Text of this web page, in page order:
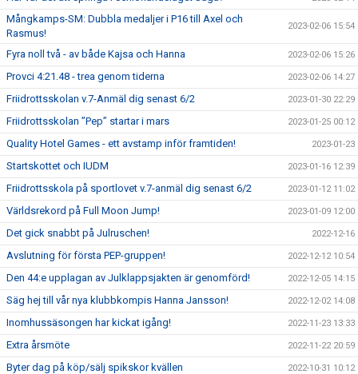
Mångkamps-SM: Dubbla medaljer i P16 till Axel och
Rasmus!
2023-02-06 15:54
Fyra noll två - av både Kajsa och Hanna 2023-02-06 15:26
Provci 4:21.48 - trea genom tiderna 2023-02-06 14:27
Friidrottsskolan v.7-Anmäl dig senast 6/2 2023-01-30 22:29
Friidrottsskolan ”Pep” startar i mars 2023-01-25 00:12
Quality Hotel Games - ett avstamp inför framtiden! 2023-01-23
Startskottet och IUDM 2023-01-16 12:39
Friidrottsskola på sportlovet v.7-anmäl dig senast 6/2 2023-01-12 11:02
Världsrekord på Full Moon Jump! 2023-01-09 12:00
Det gick snabbt på Julruschen! 2022-12-16
Avslutning för första PEP-gruppen! 2022-12-12 10:54
Den 44:e upplagan av Julklappsjakten är genomförd! 2022-12-05 14:15
Säg hej till vår nya klubbkompis Hanna Jansson! 2022-12-02 14:08
Inomhussäsongen har kickat igång! 2022-11-23 13:33
Extra årsmöte 2022-11-22 20:59
Byter dag på köp/sälj spikskor kvällen 2022-10-31 10:12